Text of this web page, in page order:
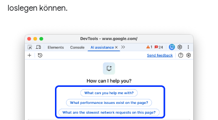
loslegen können.